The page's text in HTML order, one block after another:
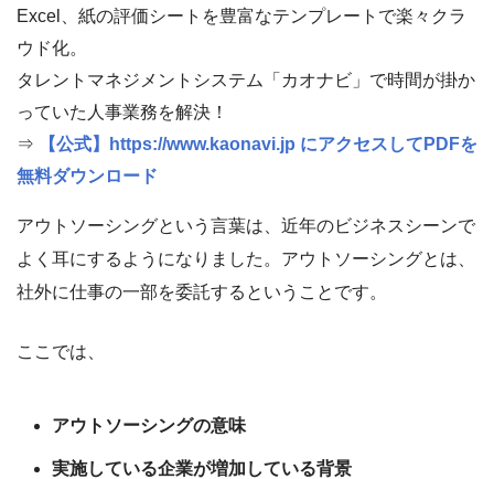
Excel、紙の評価シートを豊富なテンプレートで楽々クラ
ウド化。
タレントマネジメントシステム「カオナビ」で時間が掛か
っていた人事業務を解決！
⇒
【公式】https://www.kaonavi.jp にアクセスしてPDFを
無料ダウンロード
アウトソーシングという言葉は、近年のビジネスシーンで
よく耳にするようになりました。アウトソーシングとは、
社外に仕事の一部を委託するということです。
ここでは、
アウトソーシングの意味
実施している企業が増加している背景